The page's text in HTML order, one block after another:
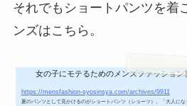
それでもショートパンツを着
ンズはこちら。
女の子にモテるためのメンズファッション
https://mensfashion-syosinsya.com/archives/9911
夏のパンツとして見かけるのがショートパンツ（ショーツ）。「大人に